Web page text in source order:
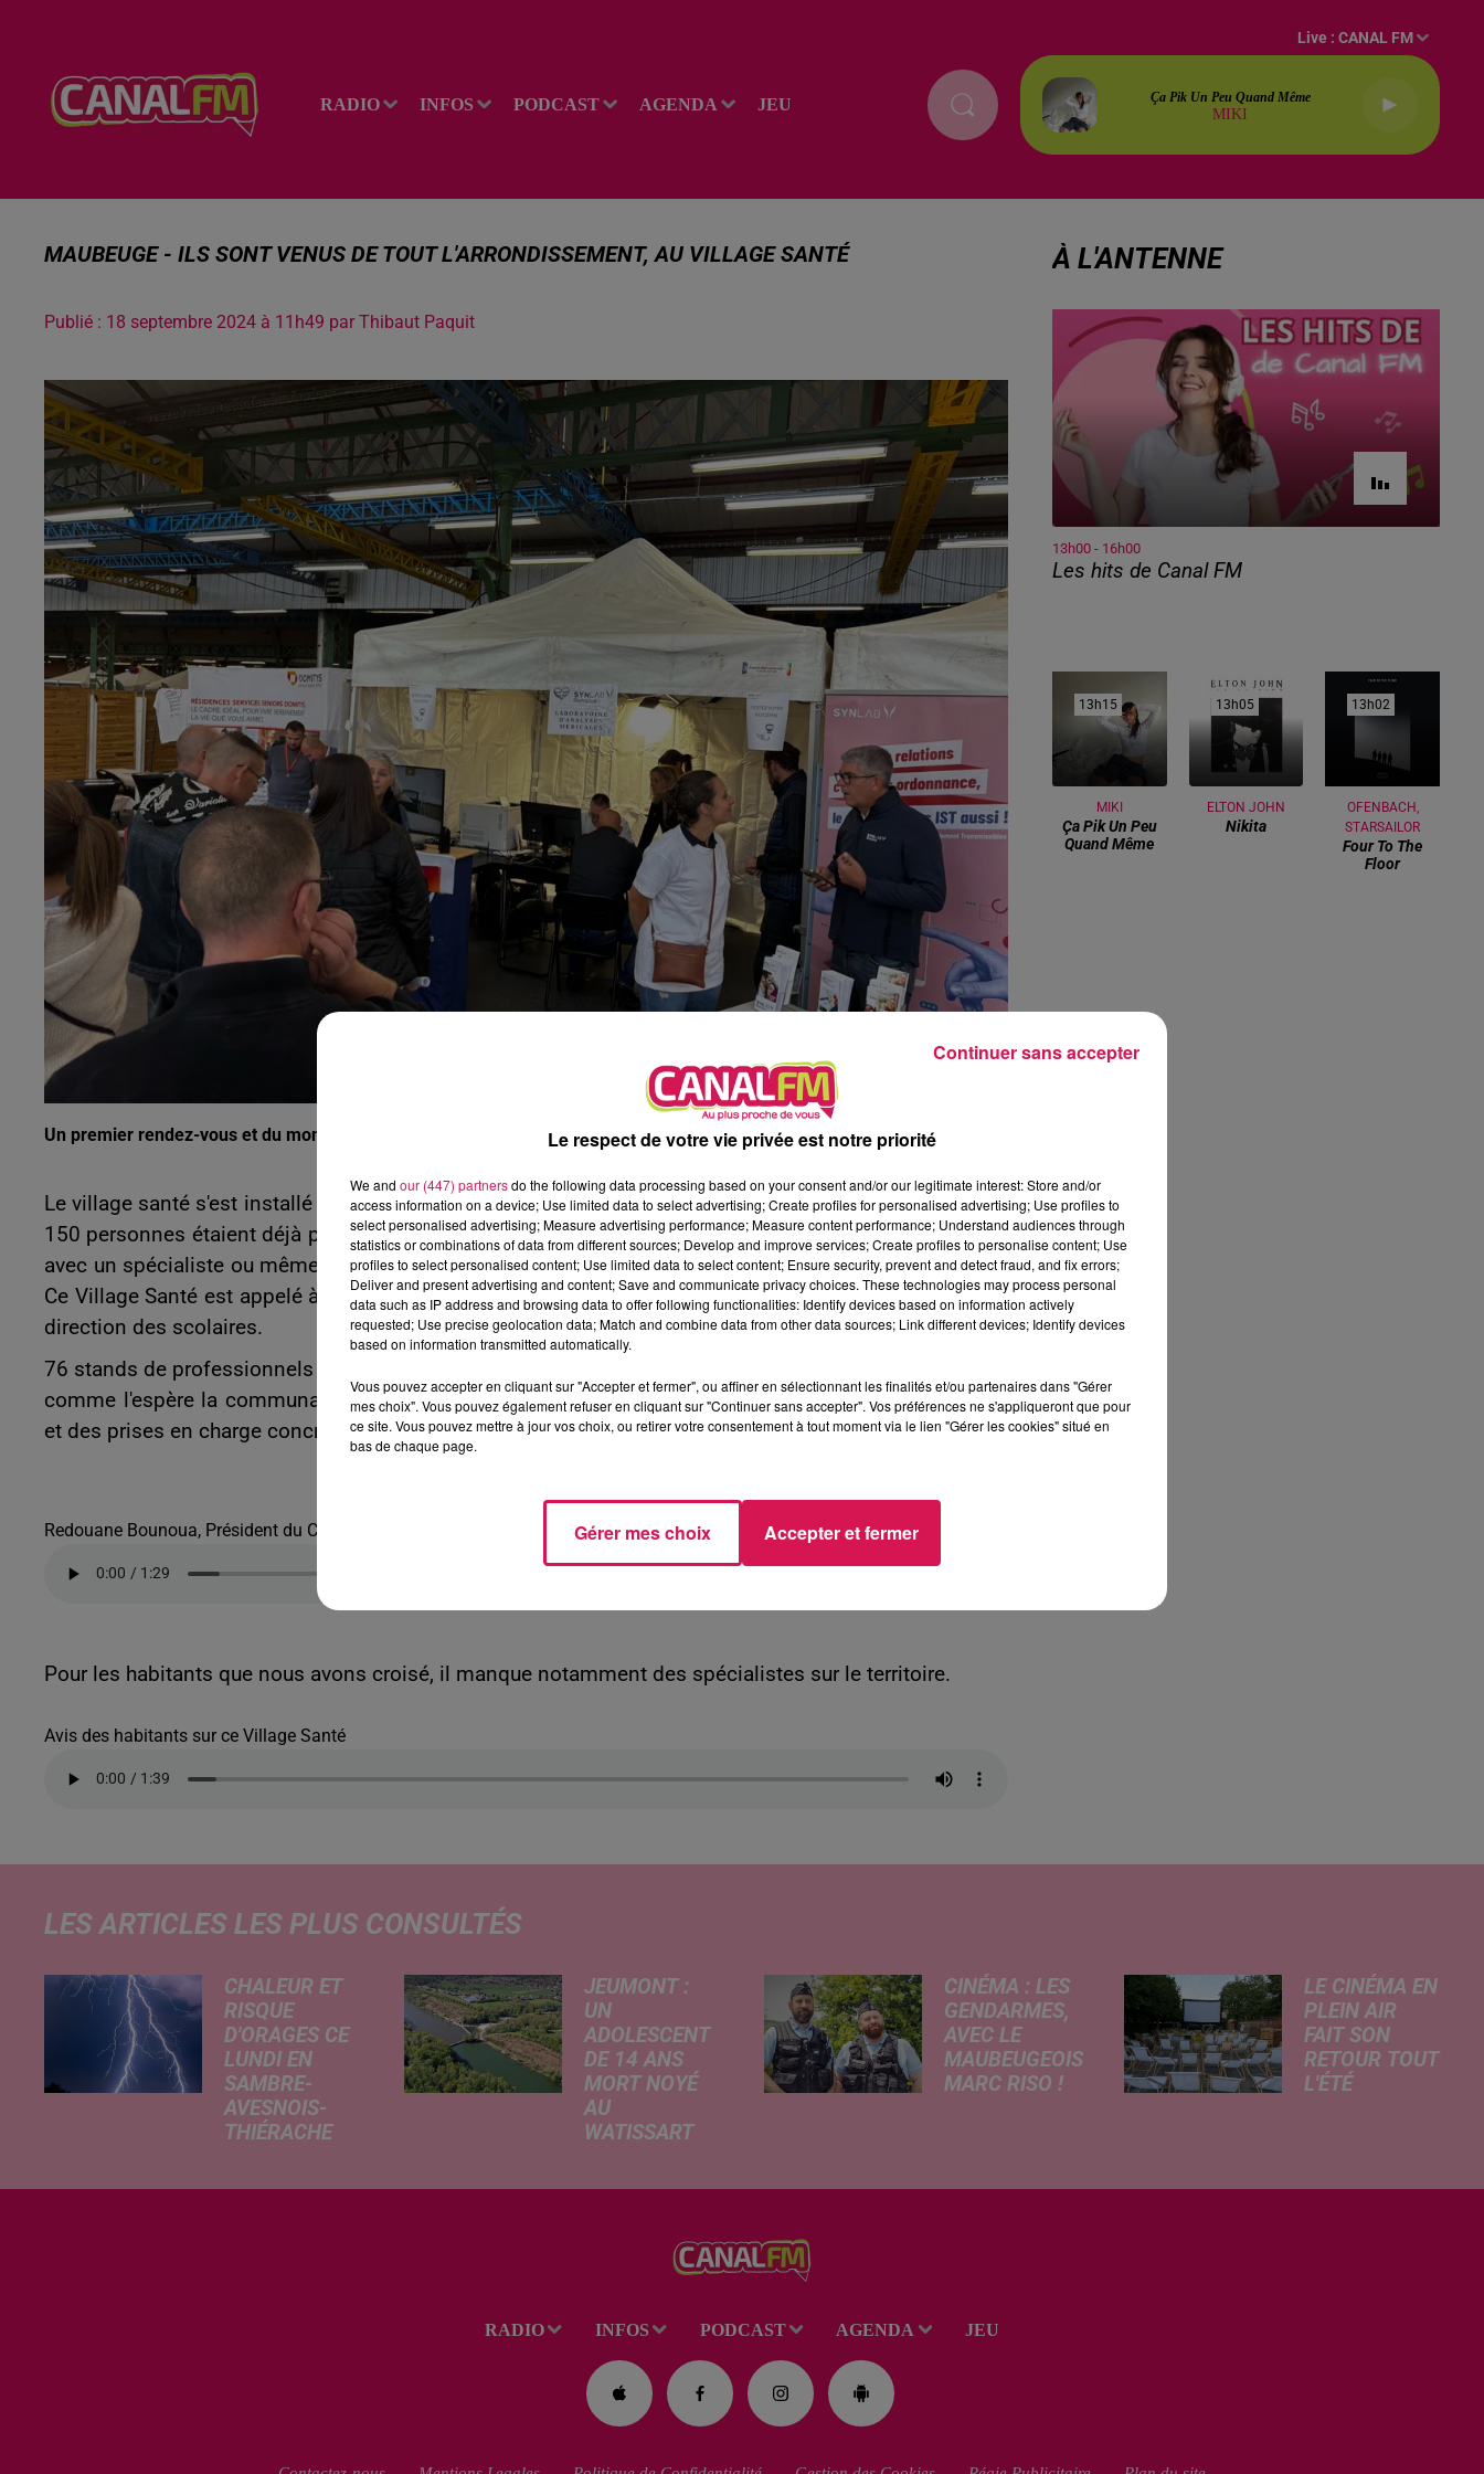
RADIO INFOS PODCAST AGENDA JEU
Live :CANAL FM
Ça Pik Un Peu Quand Même
MIKI
MAUBEUGE - ILS SONT VENUS DE TOUT L'ARRONDISSEMENT, AU VILLAGE SANTÉ
Publié : 18 septembre 2024 à 11h49 par Thibaut Paquit
Un premier rendez-vous et du monde dès le premier jour.
Le village santé s'est installé jusqu’à ce jeudi soir à l’espace Sculfort de Maubeuge ! Hier matin, plus de
150 personnes étaient déjà présents dès l'ouverture pour recevoir des conseils, obtenir un rendez-vous
avec un spécialiste ou même effectuer un dépistage gratuit, sur simple présentation de sa carte vitale.
Ce Village Santé est appelé à être reconduit, dans d’autres villes, avec des actions plus spécifiques en
direction des scolaires.
76 stands de professionnels de la santé et de la prévention sont à votre disposition gratuitement, avec
comme l'espère la communauté professionnelle territoriale de santé du val de Sambre, des réponses
et des prises en charge concrètes par des professionnels de santé.
Redouane Bounoua, Président du CPTS Val de Sambre
Pour les habitants que nous avons croisé, il manque notamment des spécialistes sur le territoire.
Avis des habitants sur ce Village Santé
À L'ANTENNE
FM !
6h00 - 9h00
Le réveil de Canal FM
9h00 - 13h00
la ligne des auditeurs
13h00 - 16h00
Les hits de Canal FM
13h15
13h15
MIKI
Ça Pik Un Peu
Quand Même
13h05
13h05
ELTON JOHN
Nikita
13h02
13h02
OFENBACH,
STARSAILOR
Four To The
Floor
LES ARTICLES LES PLUS CONSULTÉS
CHALEUR ET
RISQUE
D'ORAGES CE
LUNDI EN
SAMBRE-
AVESNOIS-
THIÉRACHE
JEUMONT :
UN
ADOLESCENT
DE 14 ANS
MORT NOYÉ
AU
WATISSART
lundi par nos
confrères de La
perdu la vie dans
le plan d'eau de
la base de loisirs
du...
CINÉMA : LES
GENDARMES,
AVEC LE
MAUBEUGEOIS
MARC RISO !
de la célèbre bande
cinéma. À cette
LE CINÉMA EN
PLEIN AIR
FAIT SON
RETOUR TOUT
L'ÉTÉ
Communauté
RADIO INFOS PODCAST AGENDA JEU
Le respect de votre vie privée est notre priorité
We and our (447) partnersdo the following data processing based on your consent and/or our legitimate interest: Store and/or
access information on a device; Use limited data to select advertising; Create profiles for personalised advertising; Use profiles to
select personalised advertising; Measure advertising performance; Measure content performance; Understand audiences through
statistics or combinations of data from different sources; Develop and improve services; Create profiles to personalise content; Use
profiles to select personalised content; Use limited data to select content; Ensure security, prevent and detect fraud, and fix errors;
Deliver and present advertising and content; Save and communicate privacy choices. These technologies may process personal
data such as IP address and browsing data to offer following functionalities: Identify devices based on information actively
requested; Use precise geolocation data; Match and combine data from other data sources; Link different devices; Identify devices
based on information transmitted automatically.
Vous pouvez accepter en cliquant sur "Accepter et fermer", ou affiner en sélectionnant les finalités et/ou partenaires dans "Gérer
mes choix". Vous pouvez également refuser en cliquant sur "Continuer sans accepter". Vos préférences ne s'appliqueront que pour
ce site. Vous pouvez mettre à jour vos choix, ou retirer votre consentement à tout moment via le lien "Gérer les cookies" situé en
bas de chaque page.
Gérer mes choix Accepter et fermer
Continuer sans accepter